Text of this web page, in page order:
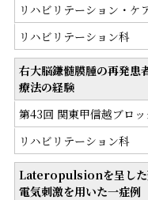
リハビリテーション・ケ
リハビリテーション科
右大脳鎌髄膜腫の再発患
療法の経験
第43回 関東甲信越ブロ
リハビリテーション科
Lateropulsionを呈した
電気刺激を用いた一症例